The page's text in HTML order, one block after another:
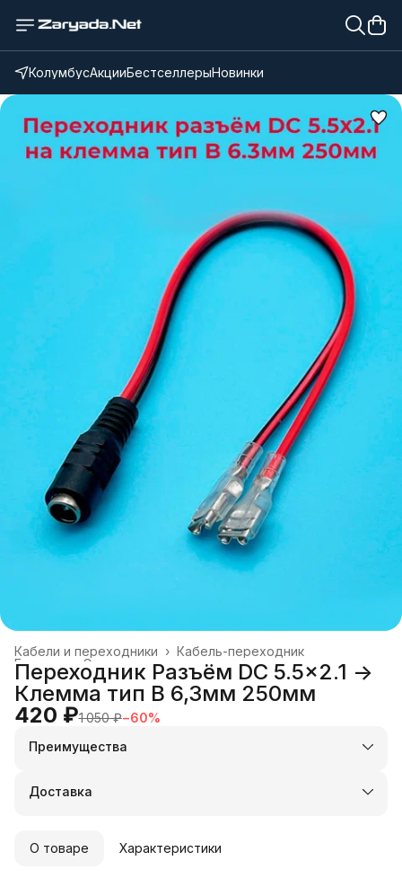
КолумбусАкцииБестселлерыНовинки
Кабель-переходник
Кабели и переходники ›
Электроника
Главная
Переходник Разъём DC 5.5x2.1 ->
Клемма тип B 6,3мм 250мм
420 ₽1 050 ₽−60%
Преимущества
Оплата частями в Сплит
Удобный возврат
Доставка
О товаре Характеристики